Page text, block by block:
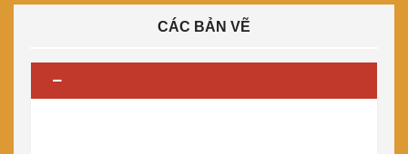
CÁC BẢN VẼ